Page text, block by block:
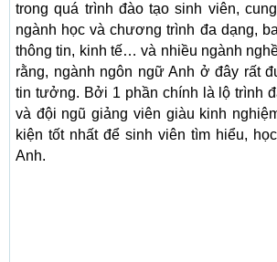
trong quá trình đào tạo sinh viên,
ngành học và chương trình đa dạng,
thông tin, kinh tế… và nhiều ngành
rằng, ngành ngôn ngữ Anh ở đây rất
tin tưởng. Bởi 1 phần chính là lộ trình
và đội ngũ giảng viên giàu kinh
kiện tốt nhất để sinh viên tìm hiểu,
Anh.